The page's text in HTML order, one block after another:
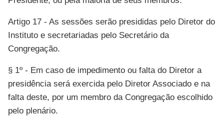
Artigo 17 - As sessões serão presididas pelo Diretor do
Instituto e secretariadas pelo Secretário da
Congregação.
§ 1º - Em caso de impedimento ou falta do Diretor a
presidência será exercida pelo Diretor Associado e na
falta deste, por um membro da Congregação escolhido
pelo plenário.